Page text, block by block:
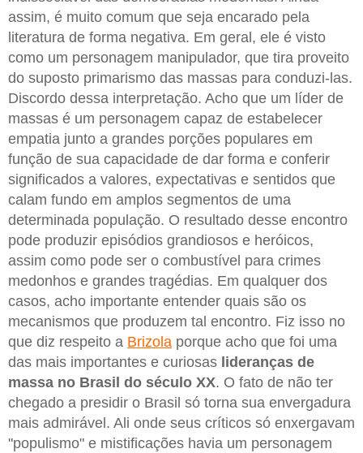
assim, é muito comum que seja encarado pela
literatura de forma negativa. Em geral, ele é visto
como um personagem manipulador, que tira proveito
do suposto primarismo das massas para conduzi-las.
Discordo dessa interpretação. Acho que um líder de
massas é um personagem capaz de estabelecer
empatia junto a grandes porções populares em
função de sua capacidade de dar forma e conferir
significados a valores, expectativas e sentidos que
calam fundo em amplos segmentos de uma
determinada população. O resultado desse encontro
pode produzir episódios grandiosos e heróicos,
assim como pode ser o combustível para crimes
medonhos e grandes tragédias. Em qualquer dos
casos, acho importante entender quais são os
mecanismos que produzem tal encontro. Fiz isso no
que diz respeito a Brizola porque acho que foi uma
das mais importantes e curiosas lideranças de
massa no Brasil do século XX. O fato de não ter
chegado a presidir o Brasil só torna sua envergadura
mais admirável. Ali onde seus críticos só enxergavam
"populismo" e mistificações havia um personagem